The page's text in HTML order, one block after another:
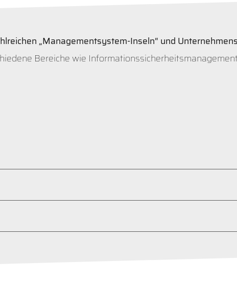
„Managementsystem-Inseln“ und
Bereiche wie